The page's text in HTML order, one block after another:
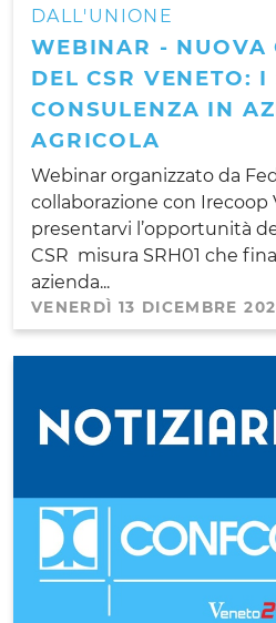
DALL'UNIONE
WEBINAR - NUOVA
DEL CSR VENETO:
CONSULENZA IN
AGRICOLA
Webinar organizzato da
collaborazione con Irecoop
presentarvi l’opportunità
CSR misura SRH01 che
azienda...
VENERDÌ 13 DICEMBRE